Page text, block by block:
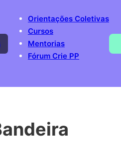
Orientações Coletivas
Cursos
Mentorias
Fórum Crie PP